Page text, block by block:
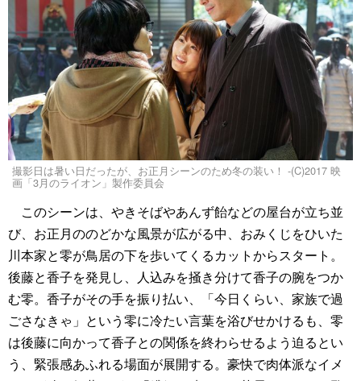
撮影日は暑い日だったが、お正月シーンのため冬の装い！ -(C)2017 映
画「3月のライオン」製作委員会
このシーンは、やきそばやあんず飴などの屋台が立ち並
び、お正月ののどかな風景が広がる中、おみくじをひいた
川本家と零が鳥居の下を歩いてくるカットからスタート。
後藤と香子を発見し、人込みを掻き分けて香子の腕をつか
む零。香子がその手を振り払い、「今日くらい、家族で過
ごさなきゃ」という零に冷たい言葉を浴びせかけるも、零
は後藤に向かって香子との関係を終わらせるよう迫るとい
う、緊張感あふれる場面が展開する。豪快で肉体派なイメ